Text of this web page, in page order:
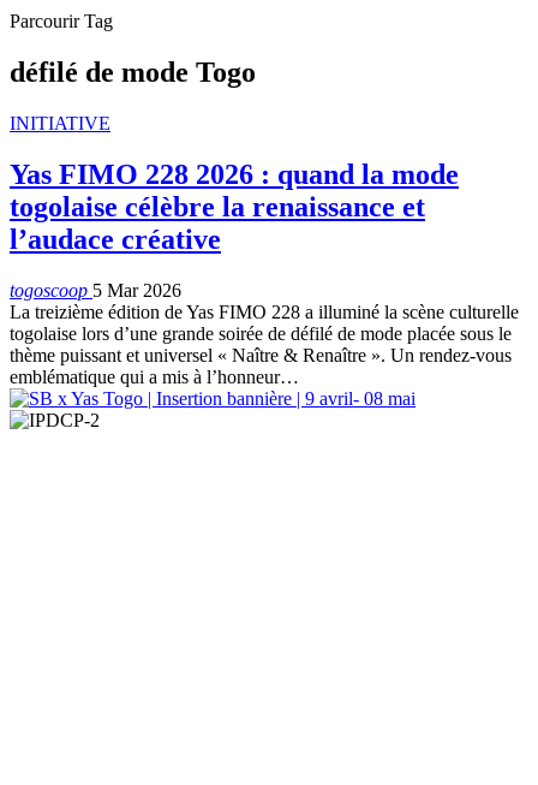
Parcourir Tag
défilé de mode Togo
INITIATIVE
Yas FIMO 228 2026 : quand la mode
togolaise célèbre la renaissance et
l’audace créative
togoscoop 5 Mar 2026
La treizième édition de Yas FIMO 228 a illuminé la scène culturelle
togolaise lors d’une grande soirée de défilé de mode placée sous le
thème puissant et universel « Naître & Renaître ». Un rendez-vous
emblématique qui a mis à l’honneur…